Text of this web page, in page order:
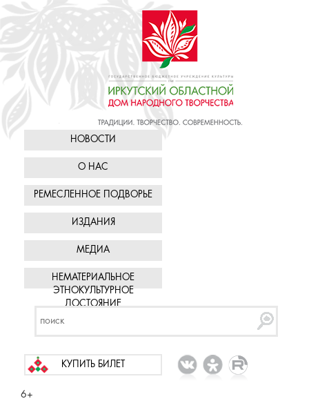
НОВОСТИ
О НАС
РЕМЕСЛЕННОЕ ПОДВОРЬЕ
ИЗДАНИЯ
МЕДИА
НЕМАТЕРИАЛЬНОЕ
ЭТНОКУЛЬТУРНОЕ
ДОСТОЯНИЕ
КУПИТЬ БИЛЕТ
6+